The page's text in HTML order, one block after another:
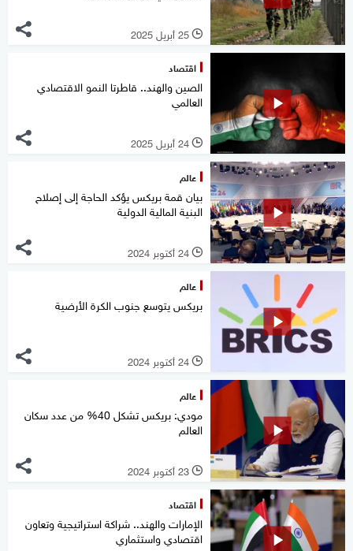
l 25 أبريل 2025
اقتصاد
الصين والهند.. قاطرتا النمو الاقتصادي
العالمي
l 24 أبريل 2025
عالم
بيان قمة بريكس يؤكد الحاجة إلى إصلاح
البنية المالية الدولية
l 24 أكتوبر 2024
عالم
بريكس يتوسع جنوب الكرة الأرضية
l 24 أكتوبر 2024
عالم
مودي: بريكس تشكل 40% من عدد سكان
العالم
l 23 أكتوبر 2024
اقتصاد
الإمارات والهند.. شراكة استراتيجية وتعاون
اقتصادي واستثماري